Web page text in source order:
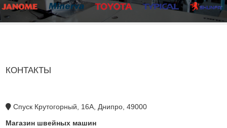
КОНТАКТЫ
Спуск Крутогорный, 16А, Днипро, 49000
Магазин швейных машин